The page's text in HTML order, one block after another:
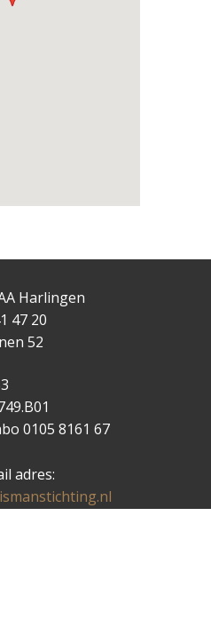
Harlingen
Harlingen
47 20
52
0105 8161 67
adres: